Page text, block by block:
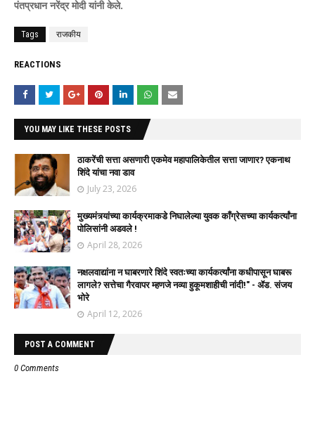
पंतप्रधान नरेंद्र मोदी यांनी केले.
Tags राजकीय
REACTIONS
YOU MAY LIKE THESE POSTS
ठाकरेंची सत्ता असणारी एकमेव महापालिकेतील सत्ता जाणार? एकनाथ
शिंदे यांचा नवा डाव
July 23, 2026
मुख्यमंत्र्यांच्या कार्यक्रमाकडे निघालेल्या युवक काँग्रेसच्या कार्यकर्त्यांना
पोलिसांनी अडवले !
April 28, 2026
नक्षलवाद्यांना न घाबरणारे शिंदे स्वतःच्या कार्यकर्त्यांना कधीपासून घाबरू
लागले? सत्तेचा गैरवापर म्हणजे नव्या हुकूमशाहीची नांदी!" - ॲड. संजय
भोरे
April 12, 2026
POST A COMMENT
0 Comments